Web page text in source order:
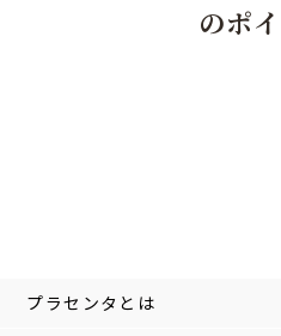
のポ
プラセンタとは